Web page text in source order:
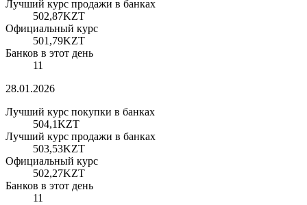
Лучший курс продажи в банках
502,87KZT
Официальный курс
501,79KZT
Банков в этот день
11
28.01.2026
Лучший курс покупки в банках
504,1KZT
Лучший курс продажи в банках
503,53KZT
Официальный курс
502,27KZT
Банков в этот день
11